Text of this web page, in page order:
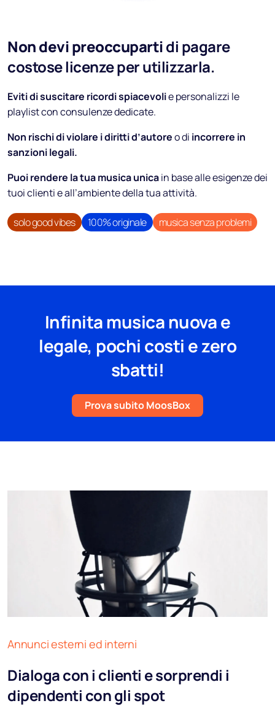
Non devi preoccupartidi pagare
costose licenze per utilizzarla.
Eviti di suscitare ricordi spiacevolie personalizzi le
playlist con consulenze dedicate.
Non rischi di violare i diritti d’autoreo di incorrere in
sanzioni legali.
Puoi rendere la tua musica unicain base alle esigenze dei
tuoi clienti e all’ambiente della tua attività.
solo good vibes 100% originale musica senza problemi
Infinita musica nuova e
legale, pochi costi e zero
sbatti!
Prova subito MoosBox
Annunci esterni ed interni
Dialoga con i clienti e sorprendi i
dipendenti con gli spot